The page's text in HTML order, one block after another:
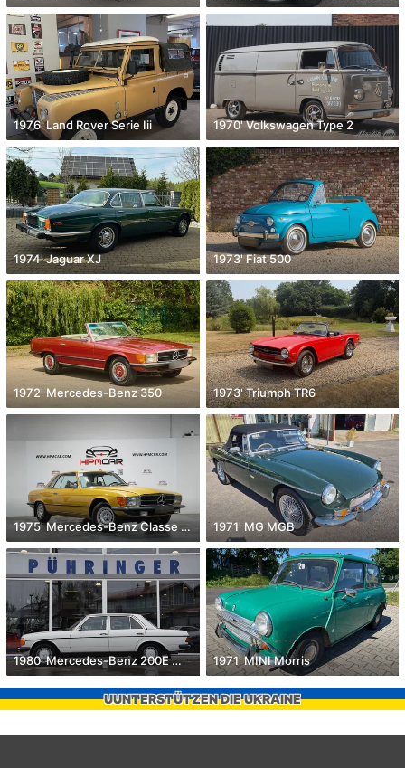
1976' Land Rover Serie Iii 1970' Volkswagen Type 2
1974' Jaguar XJ 1973' Fiat 500
1972' Mercedes-Benz 350 1973' Triumph TR6
1975' Mercedes-Benz Classe Slc 1971' MG MGB
1980' Mercedes-Benz 200E W123 1971' MINI Morris
UUNTERSTÜTZEN DIE UKRAINE